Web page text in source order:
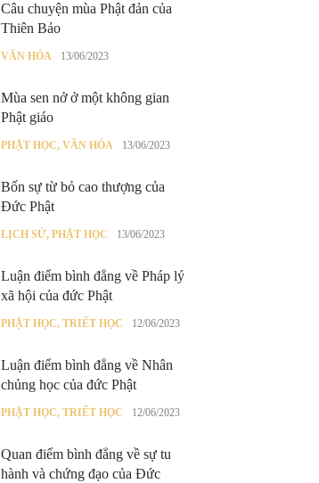
Câu chuyện mùa Phật đản của
Thiên Bảo
VĂN HÓA 13/06/2023
Mùa sen nở ở một không gian
Phật giáo
PHẬT HỌC, VĂN HÓA 13/06/2023
Bốn sự từ bỏ cao thượng của
Đức Phật
LỊCH SỬ, PHẬT HỌC 13/06/2023
Luận điểm bình đẳng về Pháp lý
xã hội của đức Phật
PHẬT HỌC, TRIẾT HỌC 12/06/2023
Luận điểm bình đẳng về Nhân
chủng học của đức Phật
PHẬT HỌC, TRIẾT HỌC 12/06/2023
Quan điểm bình đẳng về sự tu
hành và chứng đạo của Đức